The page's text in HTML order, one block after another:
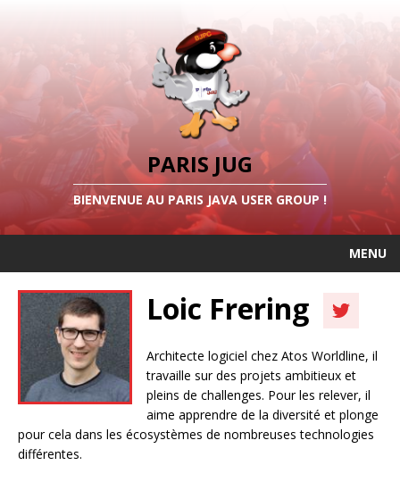
PARIS JUG
BIENVENUE AU PARIS JAVA USER GROUP !
MENU
Loic Frering
Architecte logiciel chez Atos Worldline, il
travaille sur des projets ambitieux et
pleins de challenges. Pour les relever, il
aime apprendre de la diversité et plonge
pour cela dans les écosystèmes de nombreuses technologies
différentes.